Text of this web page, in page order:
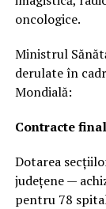
oncologice.
Ministrul
derulate în
Mondială:
Contracte
Dotarea
județene —
pentru 78